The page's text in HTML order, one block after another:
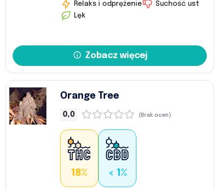
Relaks i odprężenie
Suchość ust
Lęk
Zobacz więcej
Orange Tree
0,0 (Brak ocen)
18% < 1%